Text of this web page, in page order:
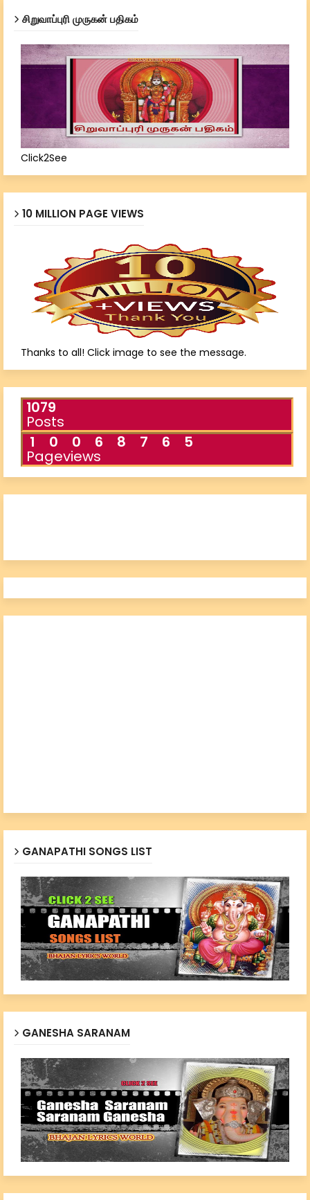
சிறுவாப்புரி முருகன் பதிகம்
Click2See
10 MILLION PAGE VIEWS
Thanks to all! Click image to see the message.
1079
Posts
1
0 0 6 8 7 6 5
Pageviews
GANAPATHI SONGS LIST
GANESHA SARANAM